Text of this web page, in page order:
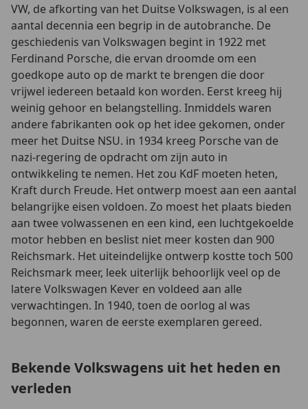
VW, de afkorting van het Duitse Volkswagen, is al een
aantal decennia een begrip in de autobranche. De
geschiedenis van Volkswagen begint in 1922 met
Ferdinand Porsche, die ervan droomde om een
goedkope auto op de markt te brengen die door
vrijwel iedereen betaald kon worden. Eerst kreeg hij
weinig gehoor en belangstelling. Inmiddels waren
andere fabrikanten ook op het idee gekomen, onder
meer het Duitse NSU. in 1934 kreeg Porsche van de
nazi-regering de opdracht om zijn auto in
ontwikkeling te nemen. Het zou KdF moeten heten,
Kraft durch Freude. Het ontwerp moest aan een aantal
belangrijke eisen voldoen. Zo moest het plaats bieden
aan twee volwassenen en een kind, een luchtgekoelde
motor hebben en beslist niet meer kosten dan 900
Reichsmark. Het uiteindelijke ontwerp kostte toch 500
Reichsmark meer, leek uiterlijk behoorlijk veel op de
latere Volkswagen Kever en voldeed aan alle
verwachtingen. In 1940, toen de oorlog al was
begonnen, waren de eerste exemplaren gereed.
Bekende Volkswagens uit het heden en
verleden